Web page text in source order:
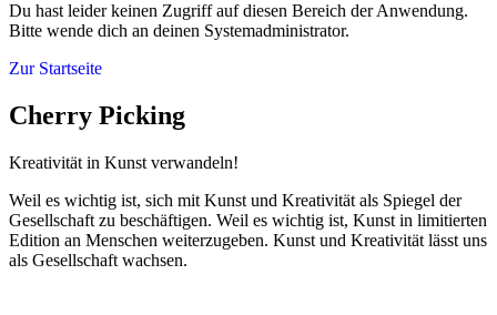
Du hast leider keinen Zugriff auf diesen Bereich der Anwendung.
Bitte wende dich an deinen Systemadministrator.
Zur Startseite
Cherry Picking
Kreativität in Kunst verwandeln!
Weil es wichtig ist, sich mit Kunst und Kreativität als Spiegel der
Gesellschaft zu beschäftigen. Weil es wichtig ist, Kunst in limitierten
Edition an Menschen weiterzugeben. Kunst und Kreativität lässt uns
als Gesellschaft wachsen.